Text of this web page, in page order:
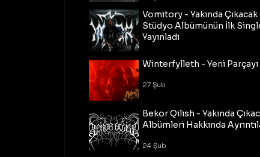
Vomitory - Yakında
Stüdyo Albümünün İlk
Yayınladı
Winterfylleth - Yeni Parçayı
27 Şub
Bekor Qilish - Yakında
Albümleri Hakkında
24 Şub